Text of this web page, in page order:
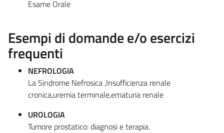
Esame Orale
Esempi di domande e/o esercizi
frequenti
NEFROLOGIA
La Sindrome Nefrosica ,Insufficienza renale
cronica,uremia terminale,ematuria renale
UROLOGIA
Tumore prostatico: diagnosi e terapia.